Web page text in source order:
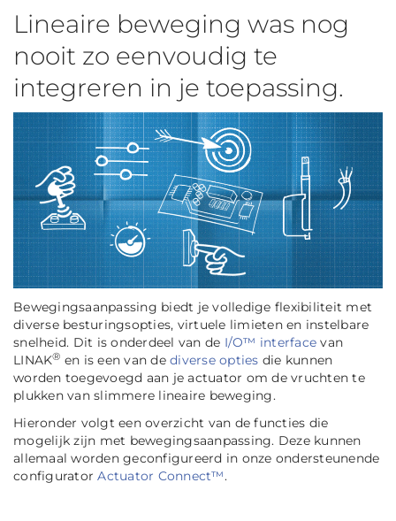
Lineaire beweging was nog
nooit zo eenvoudig te
integreren in je toepassing.
Bewegingsaanpassing biedt je volledige flexibiliteit met
diverse besturingsopties, virtuele limieten en instelbare
snelheid. Dit is onderdeel van de I/O™ interface van
LINAK® en is een van de diverse opties die kunnen
worden toegevoegd aan je actuator om de vruchten te
plukken van slimmere lineaire beweging.
Hieronder volgt een overzicht van de functies die
mogelijk zijn met bewegingsaanpassing. Deze kunnen
allemaal worden geconfigureerd in onze ondersteunende
configuratorActuator Connect™.